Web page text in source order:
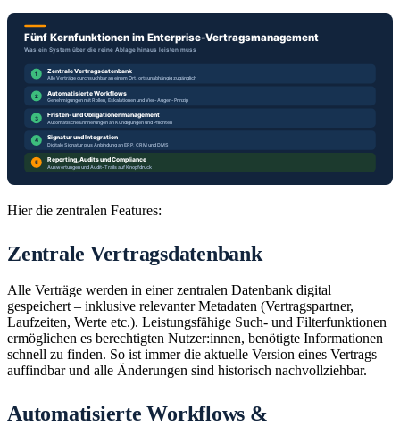
Hier die zentralen Features:
Zentrale Vertragsdatenbank
Alle Verträge werden in einer zentralen Datenbank digital
gespeichert – inklusive relevanter Metadaten (Vertragspartner,
Laufzeiten, Werte etc.). Leistungsfähige Such- und Filterfunktionen
ermöglichen es berechtigten Nutzer:innen, benötigte Informationen
schnell zu finden. So ist immer die aktuelle Version eines Vertrags
auffindbar und alle Änderungen sind historisch nachvollziehbar.
Automatisierte Workflows &